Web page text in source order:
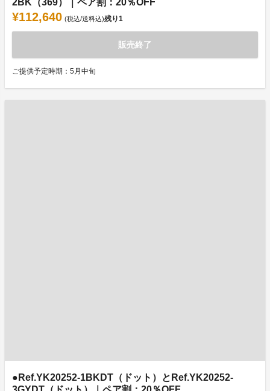
2BK（369）｜ペア割：20％OFF
¥112,640 (税込/送料込)残り1
販売終了
ご提供予定時期：5月中旬
●Ref.YK20252-1BKDT（ドット）とRef.YK20252-